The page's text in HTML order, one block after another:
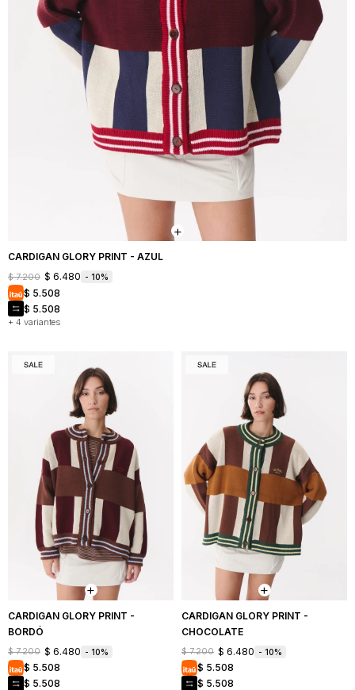
CARDIGAN GLORY PRINT - AZUL
+ 4 variantes
$ 7.200 $ 6.480 10
$ 5.508
$ 5.508
CARDIGAN GLORY PRINT -
BORDÓ
$ 7.200 $ 6.480 10
$ 5.508
$ 5.508
CARDIGAN GLORY PRINT -
CHOCOLATE
$ 7.200 $ 6.480 10
$ 5.508
$ 5.508